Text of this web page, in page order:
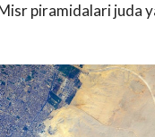
piramidalari juda